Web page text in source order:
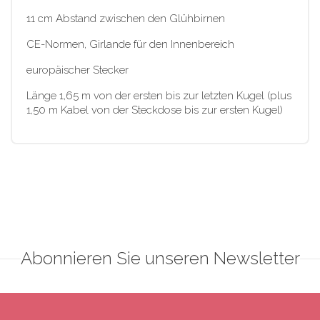
11 cm Abstand zwischen den Glühbirnen
CE-Normen, Girlande für den Innenbereich
europäischer Stecker
Länge 1,65 m von der ersten bis zur letzten Kugel (plus
1,50 m Kabel von der Steckdose bis zur ersten Kugel)
Abonnieren Sie unseren Newsletter